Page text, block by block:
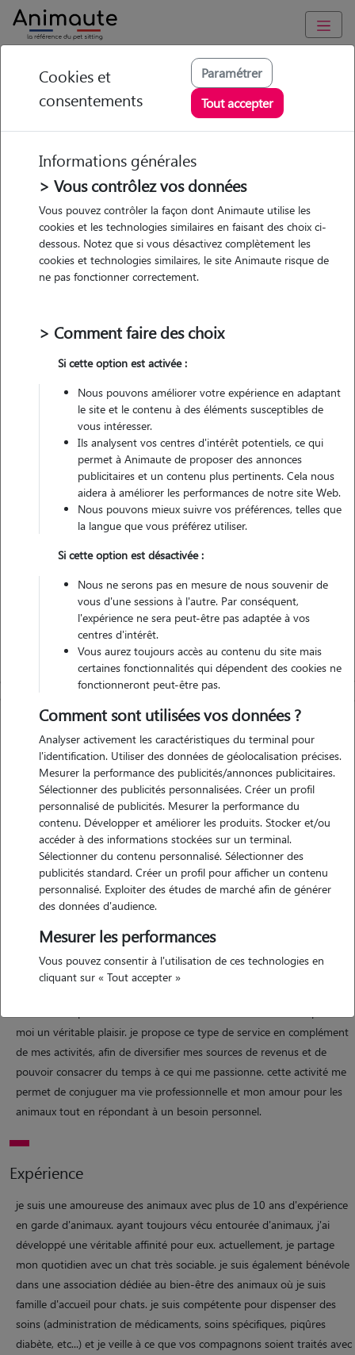
Animaute Pays-de-la-Loire Loire-Atlantique/Nantes
Estelle - Petsitter à
Nantes
5/5 (10 avis)
• 31 ans
chez le Pet Sitter
1 animal Appartement
Non véhiculé
Gardes réalisées
Contacter
L'envoi d'une demande est sans engagement
Motivation
bonjour, je propose mes services de garde pour tout type d'animaux :
chiens, chats, rongeurs, oiseaux, reptiles, etc. que ce soit pour une
garde ponctuelle ou à long terme, je m'adapte à vos besoins et
assure un suivi régulier. ma motivation principale est de pouvoir offrir
devez vous absenter. le bien-être des animaux est ma priorité et je
moi un véritable plaisir. je propose ce type de service en complément
de mes activités, afin de diversifier mes sources de revenus et de
pouvoir consacrer du temps à ce qui me passionne. cette activité me
permet de conjuguer ma vie professionnelle et mon amour pour les
animaux tout en répondant à un besoin personnel.
Expérience
je suis une amoureuse des animaux avec plus de 10 ans d'expérience
en garde d'animaux. ayant toujours vécu entourée d'animaux, j'ai
développé une véritable affinité pour eux. actuellement, je partage
mon quotidien avec un chat très sociable. je suis également bénévole
dans une association dédiée au bien-être des animaux où je suis
famille d'accueil pour chats. je suis compétente pour dispenser des
soins (administration de médicaments, soins spécifiques, piqûres
diabète, etc...) et je veille à ce que vos compagnons soient traités avec
Cookies et
consentements
Paramétrer
Tout accepter
Informations générales
> Vous contrôlez vos données
Vous pouvez contrôler la façon dont Animaute utilise les
cookies et les technologies similaires en faisant des choix ci-
dessous. Notez que si vous désactivez complètement les
cookies et technologies similaires, le site Animaute risque de
ne pas fonctionner correctement.
> Comment faire des choix
Si cette option est activée :
Nous pouvons améliorer votre expérience en adaptant
le site et le contenu à des éléments susceptibles de
vous intéresser.
Ils analysent vos centres d'intérêt potentiels, ce qui
permet à Animaute de proposer des annonces
publicitaires et un contenu plus pertinents. Cela nous
aidera à améliorer les performances de notre site Web.
Nous pouvons mieux suivre vos préférences, telles que
la langue que vous préférez utiliser.
Si cette option est désactivée :
Nous ne serons pas en mesure de nous souvenir de
vous d'une sessions à l'autre. Par conséquent,
l'expérience ne sera peut-être pas adaptée à vos
centres d'intérêt.
Vous aurez toujours accès au contenu du site mais
certaines fonctionnalités qui dépendent des cookies ne
fonctionneront peut-être pas.
Comment sont utilisées vos données ?
Analyser activement les caractéristiques du terminal pour
l'identification. Utiliser des données de géolocalisation précises.
Mesurer la performance des publicités/annonces publicitaires.
Sélectionner des publicités personnalisées. Créer un profil
personnalisé de publicités. Mesurer la performance du
contenu. Développer et améliorer les produits. Stocker et/ou
accéder à des informations stockées sur un terminal.
Sélectionner du contenu personnalisé. Sélectionner des
publicités standard. Créer un profil pour afficher un contenu
personnalisé. Exploiter des études de marché afin de générer
des données d'audience.
Mesurer les performances
Vous pouvez consentir à l'utilisation de ces technologies en
cliquant sur « Tout accepter »